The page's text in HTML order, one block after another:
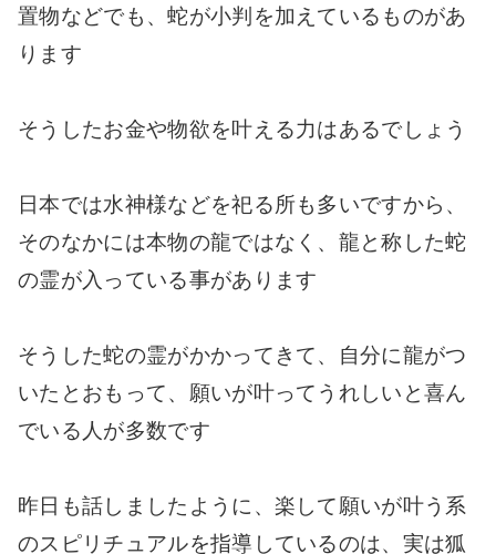
置物などでも、蛇が小判を加えているものがあ
ります
そうしたお金や物欲を叶える力はあるでしょう
日本では水神様などを祀る所も多いですから、
そのなかには本物の龍ではなく、龍と称した蛇
の霊が入っている事があります
そうした蛇の霊がかかってきて、自分に龍がつ
いたとおもって、願いが叶ってうれしいと喜ん
でいる人が多数です
昨日も話しましたように、楽して願いが叶う系
のスピリチュアルを指導しているのは、実は狐